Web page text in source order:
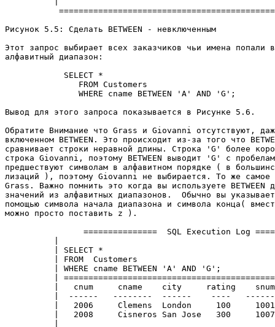
Рисунок 5.5: Сделать BETWEEN - невключенным
Этот запрос выбирает всех заказчиков чьи имена попали
алфавитный диапазон:
            SELECT *
               FROM Customers
               WHERE cname BETWEEN 'A' AND 'G';
Вывод для этого запроса показывается в Рисунке 5.6.
Обратите Внимание что Grass и Giovanni отсутствуют,
включенном BETWEEN. Это происходит из-за того что
сравнивает строки неравной длины. Строка 'G' более
строка Giovanni, поэтому BETWEEN выводит 'G' с
предшествуют символам в алфавитном порядке ( в
лизаций ), поэтому Giovanni не выбирается. То же самое
Grass. Важно помнить это когда вы используете BETWEEN
значений из алфавитных диапазонов.  Обычно вы
помощью символа начала диапазона и символа конца(
можно просто поставить z ).
===============  SQL Execution Log
| SELECT *
| FROM  Customers
| WHERE cname BETWEEN 'A' AND 'G';
|
|   cnum     cname    city     rating
|  ------   --------  ------    ----
|   2006     Clemens  London     100
|   2008     Cisneros San Jose   300